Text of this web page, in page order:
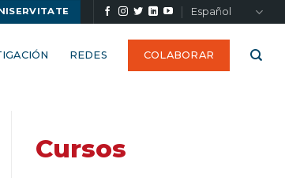
Español
REDES COLABORAR
Cursos